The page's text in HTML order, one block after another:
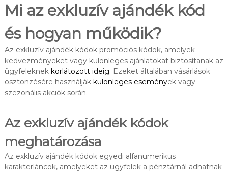
Mi az exkluzív ajándék kód
és hogyan működik?
Az exkluzív ajándék kódok promóciós kódok, amelyek
kedvezményeket vagy különleges ajánlatokat biztosítanak az
ügyfeleknek korlátozott ideig. Ezeket általában vásárlások
ösztönzésére használják különleges események vagy
szezonális akciók során.
Az exkluzív ajándék kódok
meghatározása
Az exkluzív ajándék kódok egyedi alfanumerikus
karakterláncok, amelyeket az ügyfelek a pénztárnál adhatnak